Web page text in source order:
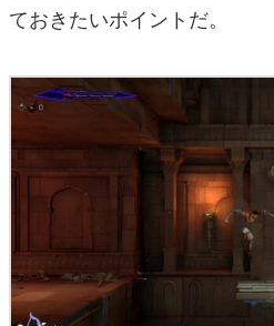
ておきたいポイントだ。